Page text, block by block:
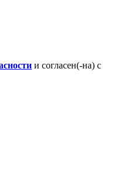
и согласен(-на) с